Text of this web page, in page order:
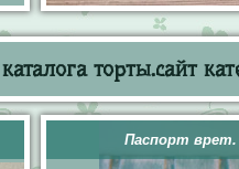
торты.сайт
Паспорт врет.